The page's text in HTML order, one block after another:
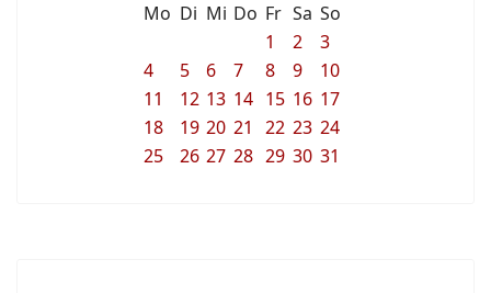
Mo Di Mi Do Fr Sa So
1
2
3
4
5 6 7 8 9
10
11
12 13 14 15 16 17
18
19 20 21 22 23 24
25
26 27 28 29 30 31